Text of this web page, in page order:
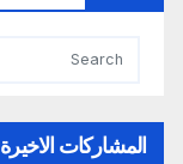
المشاركات الاخيرة